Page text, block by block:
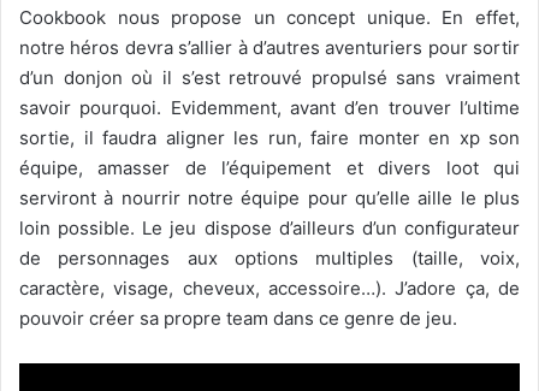
Cookbook nous propose un concept unique. En effet,
notre héros devra s’allier à d’autres aventuriers pour sortir
d’un donjon où il s’est retrouvé propulsé sans vraiment
savoir pourquoi. Evidemment, avant d’en trouver l’ultime
sortie, il faudra aligner les run, faire monter en xp son
équipe, amasser de l’équipement et divers loot qui
serviront à nourrir notre équipe pour qu’elle aille le plus
loin possible. Le jeu dispose d’ailleurs d’un configurateur
de personnages aux options multiples (taille, voix,
caractère, visage, cheveux, accessoire…). J’adore ça, de
pouvoir créer sa propre team dans ce genre de jeu.